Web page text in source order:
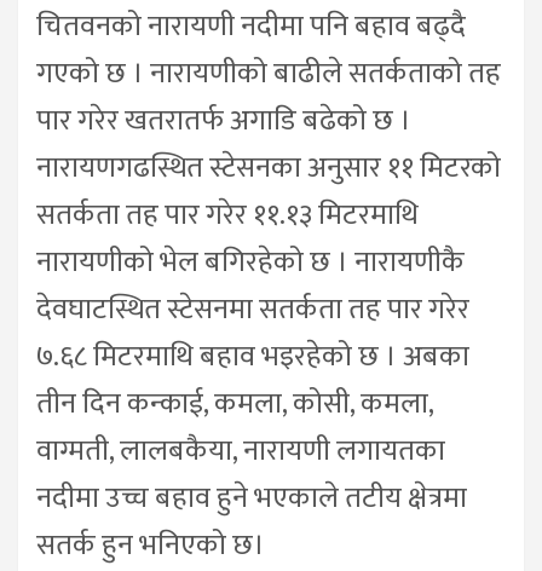
चितवनको नारायणी नदीमा पनि बहाव बढ्दै
गएको छ । नारायणीको बाढीले सतर्कताको तह
पार गरेर खतरातर्फ अगाडि बढेको छ ।
नारायणगढस्थित स्टेसनका अनुसार ११ मिटरको
सतर्कता तह पार गरेर ११.१३ मिटरमाथि
नारायणीको भेल बगिरहेको छ । नारायणीकै
देवघाटस्थित स्टेसनमा सतर्कता तह पार गरेर
७.६८ मिटरमाथि बहाव भइरहेको छ । अबका
तीन दिन कन्काई, कमला, कोसी, कमला,
वाग्मती, लालबकैया, नारायणी लगायतका
नदीमा उच्च बहाव हुने भएकाले तटीय क्षेत्रमा
सतर्क हुन भनिएको छ।